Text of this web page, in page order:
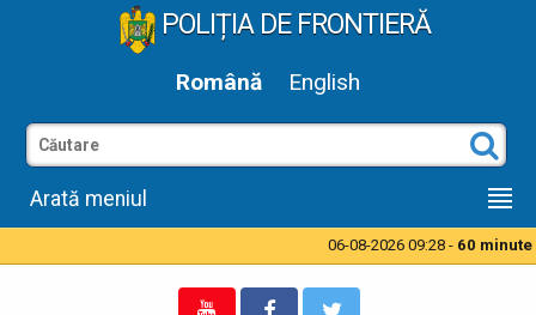
POLIȚIA DE FRONTIERĂ
Română English
Arată meniul
06-08-2026 09:28 -60 minute